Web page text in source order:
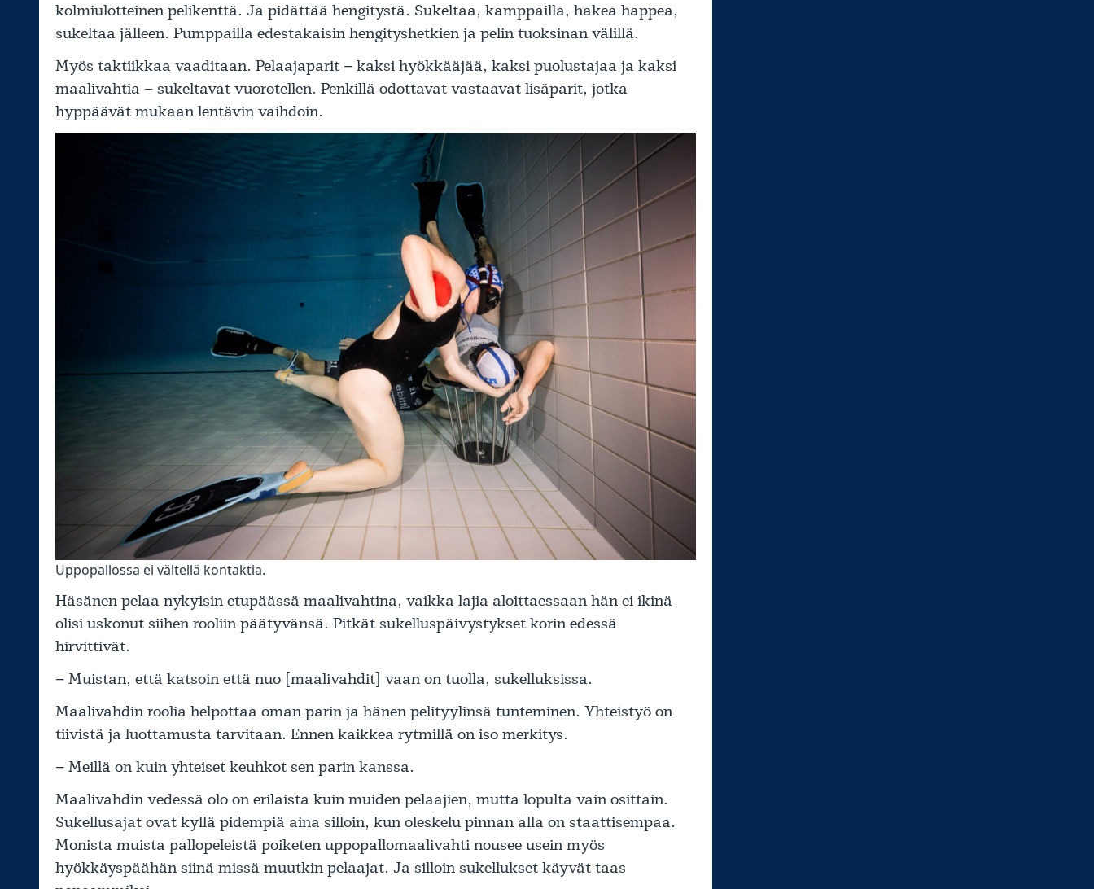
kolmiulotteinen pelikenttä. Ja pidättää hengitystä. Sukeltaa, kamppailla, hakea happea,
sukeltaa jälleen. Pumppailla edestakaisin hengityshetkien ja pelin tuoksinan välillä.
Myös taktiikkaa vaaditaan. Pelaajaparit – kaksi hyökkääjää, kaksi puolustajaa ja kaksi
maalivahtia – sukeltavat vuorotellen. Penkillä odottavat vastaavat lisäparit, jotka
hyppäävät mukaan lentävin vaihdoin.
Uppopallossa ei vältellä kontaktia.
Häsänen pelaa nykyisin etupäässä maalivahtina, vaikka lajia aloittaessaan hän ei ikinä
olisi uskonut siihen rooliin päätyvänsä. Pitkät sukelluspäivystykset korin edessä
hirvittivät.
– Muistan, että katsoin että nuo [maalivahdit] vaan on tuolla, sukelluksissa.
Maalivahdin roolia helpottaa oman parin ja hänen pelityylinsä tunteminen. Yhteistyö on
tiivistä ja luottamusta tarvitaan. Ennen kaikkea rytmillä on iso merkitys.
– Meillä on kuin yhteiset keuhkot sen parin kanssa.
Maalivahdin vedessä olo on erilaista kuin muiden pelaajien, mutta lopulta vain osittain.
Sukellusajat ovat kyllä pidempiä aina silloin, kun oleskelu pinnan alla on staattisempaa.
Monista muista pallopeleistä poiketen uppopallomaalivahti nousee usein myös
hyökkäyspäähän siinä missä muutkin pelaajat. Ja silloin sukellukset käyvät taas